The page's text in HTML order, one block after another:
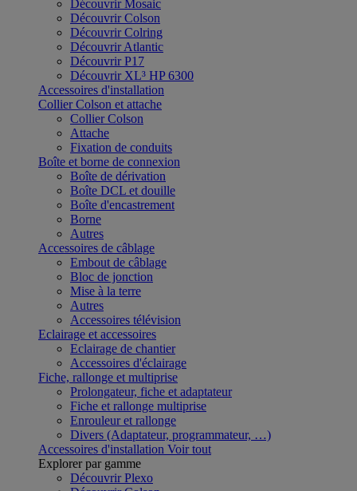
Découvrir Mosaic
Découvrir Colson
Découvrir Colring
Découvrir Atlantic
Découvrir P17
Découvrir XL³ HP 6300
Accessoires d'installation
Collier Colson et attache
Collier Colson
Attache
Fixation de conduits
Boîte et borne de connexion
Boîte de dérivation
Boîte DCL et douille
Boîte d'encastrement
Borne
Autres
Accessoires de câblage
Embout de câblage
Bloc de jonction
Mise à la terre
Autres
Accessoires télévision
Eclairage et accessoires
Eclairage de chantier
Accessoires d'éclairage
Fiche, rallonge et multiprise
Prolongateur, fiche et adaptateur
Fiche et rallonge multiprise
Enrouleur et rallonge
Divers (Adaptateur, programmateur, …)
Accessoires d'installation Voir tout
Explorer par gamme
Découvrir Plexo